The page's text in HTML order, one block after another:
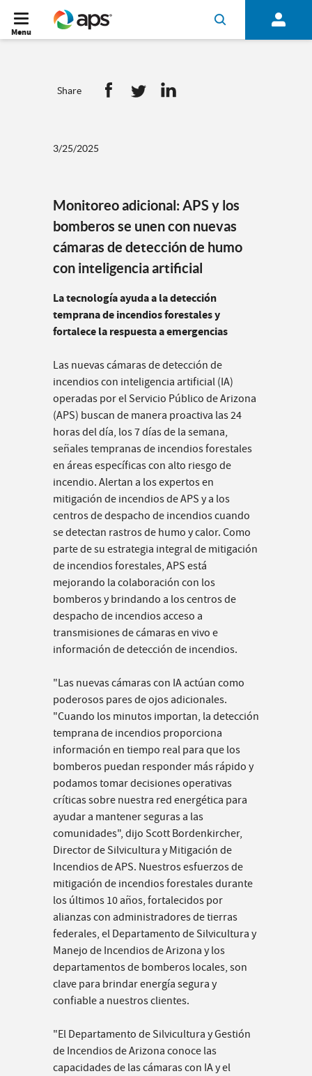
Menu
3/25/2025
Share
Monitoreo adicional: APS y los
bomberos se unen con nuevas
cámaras de detección de humo
con inteligencia artificial
La tecnología ayuda a la detección
temprana de incendios forestales y
fortalece la respuesta a emergencias
Las nuevas cámaras de detección de
incendios con inteligencia artificial (IA)
operadas por el Servicio Público de Arizona
(APS) buscan de manera proactiva las 24
horas del día, los 7 días de la semana,
señales tempranas de incendios forestales
en áreas específicas con alto riesgo de
incendio. Alertan a los expertos en
mitigación de incendios de APS y a los
centros de despacho de incendios cuando
se detectan rastros de humo y calor. Como
parte de su estrategia integral de mitigación
de incendios forestales, APS está
mejorando la colaboración con los
bomberos y brindando a los centros de
despacho de incendios acceso a
transmisiones de cámaras en vivo e
información de detección de incendios.
"Las nuevas cámaras con IA actúan como
poderosos pares de ojos adicionales.
"Cuando los minutos importan, la detección
temprana de incendios proporciona
información en tiempo real para que los
bomberos puedan responder más rápido y
podamos tomar decisiones operativas
críticas sobre nuestra red energética para
ayudar a mantener seguras a las
comunidades", dijo Scott Bordenkircher,
Director de Silvicultura y Mitigación de
Incendios de APS. Nuestros esfuerzos de
mitigación de incendios forestales durante
los últimos 10 años, fortalecidos por
alianzas con administradores de tierras
federales, el Departamento de Silvicultura y
Manejo de Incendios de Arizona y los
departamentos de bomberos locales, son
clave para brindar energía segura y
confiable a nuestros clientes.
"El Departamento de Silvicultura y Gestión
de Incendios de Arizona conoce las
capacidades de las cámaras con IA y el